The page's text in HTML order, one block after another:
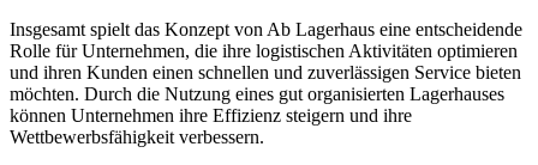
Insgesamt spielt das Konzept von Ab Lagerhaus eine entscheidende
Rolle für Unternehmen, die ihre logistischen Aktivitäten optimieren
und ihren Kunden einen schnellen und zuverlässigen Service bieten
möchten. Durch die Nutzung eines gut organisierten Lagerhauses
können Unternehmen ihre Effizienz steigern und ihre
Wettbewerbsfähigkeit verbessern.